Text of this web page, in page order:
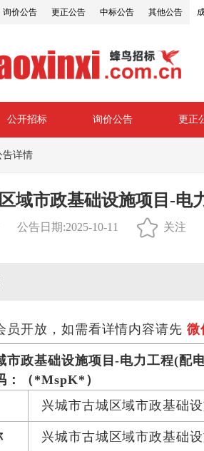
询价公告 更正公告 中标公告 其他公告
公开招标 询价公告 更正
告详情
域市政基础设施项目-电
公告日期:2025-10-11 关注
员开放，如需看详情内容请先 微
市政基础设施项目-电力工程(配
（*MspK*）
兴城市古城区域市政基础
兴城市古城区域市政基础